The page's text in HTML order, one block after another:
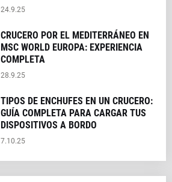
24.9.25
CRUCERO POR EL MEDITERRÁNEO EN
MSC WORLD EUROPA: EXPERIENCIA
COMPLETA
28.9.25
TIPOS DE ENCHUFES EN UN CRUCERO:
GUÍA COMPLETA PARA CARGAR TUS
DISPOSITIVOS A BORDO
7.10.25